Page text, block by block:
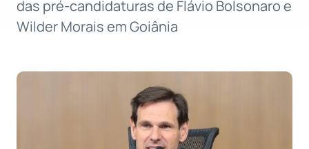
das pré-candidaturas de Flávio Bolsonaro e
Wilder Morais em Goiânia